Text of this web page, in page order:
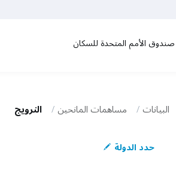
صندوق الأمم المتحدة للسكان
البيانات مساهمات المانحين النرويج
حدد الدولة